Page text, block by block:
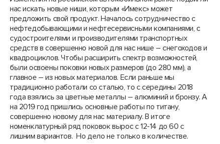
нас искать новые ниши, которым «Имекс» может
предложить свой продукт. Началось сотрудничество с
нефтедобывающими и нефтесервисными компаниями, с
судостроителями и производителями транспортных
средств в совершенно новой для нас нише – снегоходов и
квадроциклов. Чтобы расширить спектр возможностей,
были освоены поковки новых размеров (до 280 мм), а
главное – из новых материалов. Если раньше мы
традиционно работали со сталью, то с середины 2018
года взялись за цветные металлы – алюминий и бронзу. А
на 2019 год пришлись основные работы по титану,
совершенно новому для нас материалу. В итоге
номенклатурный ряд поковок вырос с 12-14 до 60 с
лишним вариантов. Но дело не только в количестве.